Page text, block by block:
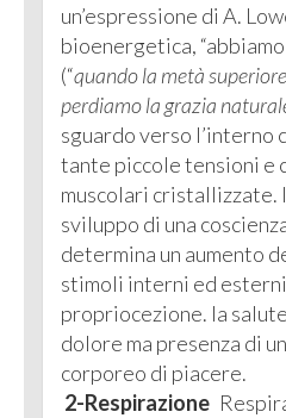
un’espressione di A.
bioenergetica,
(“quando la metà
perdiamo la grazia
sguardo verso l’interno
tante piccole tensioni e
muscolari cristallizzate.
sviluppo di una
determina un aumento
stimoli interni ed
propriocezione. la
dolore ma presenza di
corporeo di piacere.
2-Respirazione